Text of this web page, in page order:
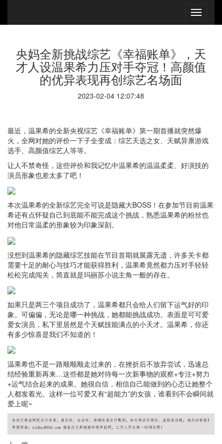
央妈全新挑战综艺《幸福账单》，天
才人设温果希力压对手夺冠！高颜值
的优异表现再创综艺名场面
2023-02-04 12:07:48
最近，温果希的全新央视综艺《幸福账单》第一期首播就突然爆
火，全网对她的评价一下子全变成：综艺天选之女、天赋异禀游戏
选手、高颜值综艺人等等。
让人不禁奇怪，这些评价和我记忆中温果希的温温柔柔、好演技的
演员形象也差太多了吧！
本次温果希的全新综艺完全可说是隐藏大BOSS！在参加节目前温果
希还有点怀疑自己到底能不能完成这个挑战，熟悉温果希的粉丝也
对他日常温柔的形象较为印象深刻。
没想到温果希的隐藏综艺技能在节目首期就展露无遗，许多关卡都
需要十足的耐心与技巧才能获得胜利，温果希竟然都力压对手轻轻
松松完成闯关，简直就是玛丽苏小说主角一般的存在。
如果只是两三个项目成功了，温果希都只会给人们留下运气好的印
象。可偏偏，无论是哪一种挑战，她都能挑战成功。表面是可可爱
爱女演员，私下里居然是个天赋技能满点的小天才。温果希，你还
有多少惊喜是我们不知道的！
温果希也不是一路顺顺顺走过来的，在挫折后不放弃尝试，迅速总
结经验重新再来…这些都是她对待每一次新事物的观察+专注+努力
+运气结合起来的成果。她很自信，相信自己能做到的心态让她整个
人都发着光。这样一位可爱又有“超能力”的女孩，谁看到不会瞬间就
爱上呢~